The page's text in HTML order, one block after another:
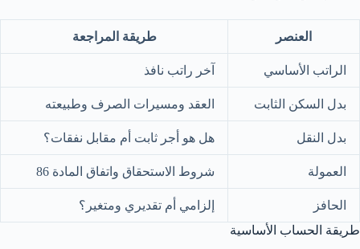
العنصر طريقة المراجعة
الراتب الأساسي آخر راتب نافذ
بدل السكن الثابت العقد ومسيرات الصرف وطبيعته
بدل النقل هل هو أجر ثابت أم مقابل نفقات؟
العمولة شروط الاستحقاق واتفاق المادة 86
الحافز
إلزامي أم تقديري ومتغير؟
طريقة الحساب الأساسية